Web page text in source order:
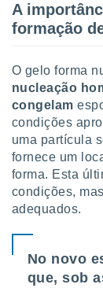
de
ao
através
nós e
únicos
e
A
formação
O gelo forma
nucleação
congelam
condições
uma partícula
fornece um
forma. Esta
condições,
adequados.
No novo
que, sob